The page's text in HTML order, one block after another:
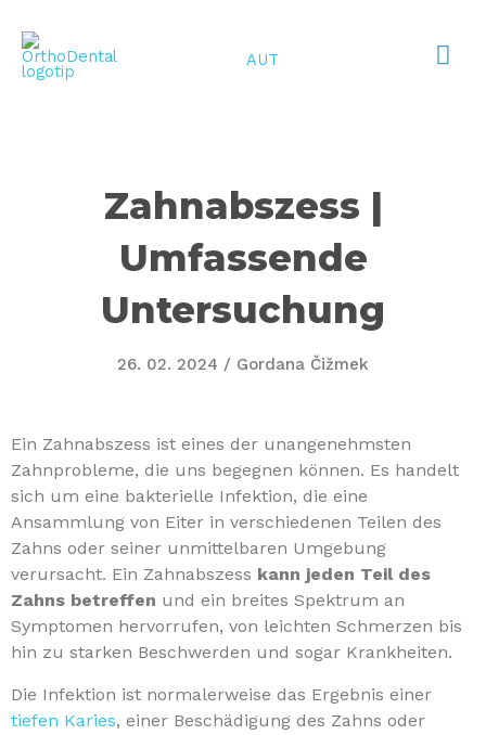
AUT
Zahnabszess |
Umfassende
Untersuchung
26. 02. 2024 / Gordana Čižmek
Ein Zahnabszess ist eines der unangenehmsten
Zahnprobleme, die uns begegnen können. Es handelt
sich um eine bakterielle Infektion, die eine
Ansammlung von Eiter in verschiedenen Teilen des
Zahns oder seiner unmittelbaren Umgebung
verursacht. Ein Zahnabszess kann jeden Teil des
Zahns betreffen und ein breites Spektrum an
Symptomen hervorrufen, von leichten Schmerzen bis
hin zu starken Beschwerden und sogar Krankheiten.
Die Infektion ist normalerweise das Ergebnis einer
tiefen Karies, einer Beschädigung des Zahns oder
Rufen